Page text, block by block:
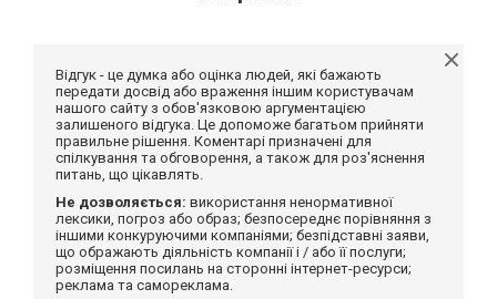
Відгук - це думка або оцінка людей, які бажають
передати досвід або враження іншим користувачам
нашого сайту з обов'язковою аргументацією
залишеного відгука. Це допоможе багатьом прийняти
правильне рішення. Коментарі призначені для
спілкування та обговорення, а також для роз'яснення
питань, що цікавлять.
Не дозволяється: використання ненормативної
лексики, погроз або образ; безпосереднє порівняння з
іншими конкуруючими компаніями; безпідставні заяви,
що ображають діяльність компанії і / або її послуги;
розміщення посилань на сторонні інтернет-ресурси;
реклама та самореклама.